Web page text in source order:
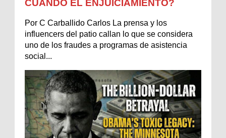
CUÁNDO EL ENJUICIAMIENTO?
Por C Carballido Carlos La prensa y los
influencers del patio callan lo que se considera
uno de los fraudes a programas de asistencia
social...